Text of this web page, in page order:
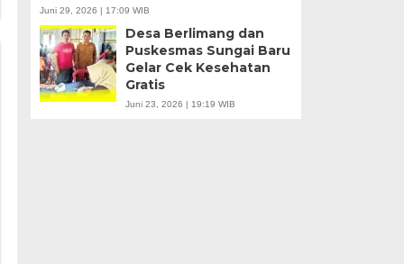
Juni 29, 2026 | 17:09 WIB
Desa Berlimang dan
Puskesmas Sungai Baru
Gelar Cek Kesehatan
Gratis
Juni 23, 2026 | 19:19 WIB